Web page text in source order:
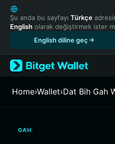
English
日本語
Tiếng Việt
Español (Latinoamérica)
Türkçe
Français
繁體中文
Şu anda bu sayfayı Türkçe
English olarak değiştirmek ister
English diline geç
Home›Wallet›Dat Bih Gah
GAH